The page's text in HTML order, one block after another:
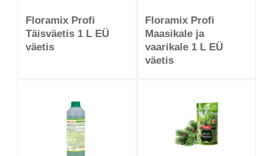
Floramix Profi
Täisväetis 1 L EÜ
väetis
Floramix Profi
Maasikale ja
vaarikale 1 L EÜ
väetis